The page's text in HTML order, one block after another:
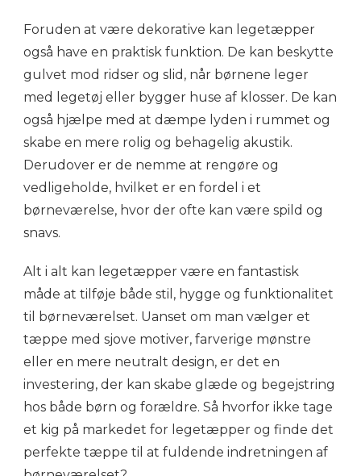
Foruden at være dekorative kan legetæpper
også have en praktisk funktion. De kan beskytte
gulvet mod ridser og slid, når børnene leger
med legetøj eller bygger huse af klosser. De kan
også hjælpe med at dæmpe lyden i rummet og
skabe en mere rolig og behagelig akustik.
Derudover er de nemme at rengøre og
vedligeholde, hvilket er en fordel i et
børneværelse, hvor der ofte kan være spild og
snavs.
Alt i alt kan legetæpper være en fantastisk
måde at tilføje både stil, hygge og funktionalitet
til børneværelset. Uanset om man vælger et
tæppe med sjove motiver, farverige mønstre
eller en mere neutralt design, er det en
investering, der kan skabe glæde og begejstring
hos både børn og forældre. Så hvorfor ikke tage
et kig på markedet for legetæpper og finde det
perfekte tæppe til at fuldende indretningen af